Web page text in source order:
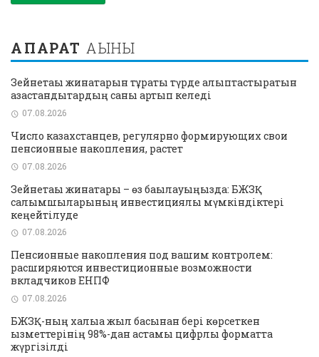
АҚПАРАТ АҒЫНЫ
Зейнетақы жинақтарын тұрақты түрде қалыптастыратын
қазақстандықтардың саны артып келеді
07.08.2026
Число казахстанцев, регулярно формирующих свои
пенсионные накопления, растет
07.08.2026
Зейнетақы жинақтары – өз бақылауыңызда: БЖЗҚ
салымшыларының инвестициялық мүмкіндіктері
кеңейтілуде
07.08.2026
Пенсионные накопления под вашим контролем:
расширяются инвестиционные возможности
вкладчиков ЕНПФ
07.08.2026
БЖЗҚ-ның халыққа жыл басынан бері көрсеткен
қызметтерінің 98%-дан астамы цифрлық форматта
жүргізілді